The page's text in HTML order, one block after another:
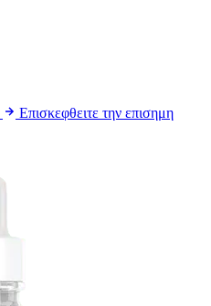
Επισκεφθειτε την επισημη